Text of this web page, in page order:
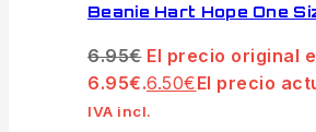
Beanie Hart Hope One
6.95€ El precio original
6.95€.6.50€El precio
IVA incl.